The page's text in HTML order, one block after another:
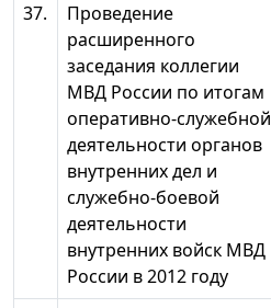
37.
Проведение
расширенного
заседания коллегии
МВД России по итогам
оперативно-служебной
деятельности органов
внутренних дел и
служебно-боевой
деятельности
внутренних войск МВД
России в 2012 году